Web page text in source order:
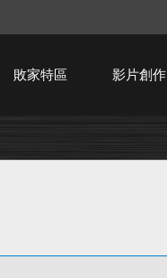
敗家特區 影片創作